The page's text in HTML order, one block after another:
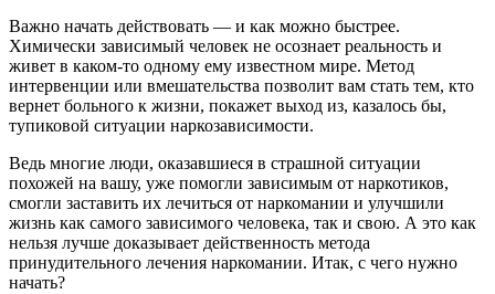
Важно начать действовать — и как можно быстрее.
Химически зависимый человек не осознает реальность и
живет в каком-то одному ему известном мире. Метод
интервенции или вмешательства позволит вам стать тем, кто
вернет больного к жизни, покажет выход из, казалось бы,
тупиковой ситуации наркозависимости.
Ведь многие люди, оказавшиеся в страшной ситуации
похожей на вашу, уже помогли зависимым от наркотиков,
смогли заставить их лечиться от наркомании и улучшили
жизнь как самого зависимого человека, так и свою. А это как
нельзя лучше доказывает действенность метода
принудительного лечения наркомании. Итак, с чего нужно
начать?